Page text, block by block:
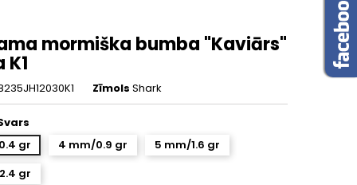
mormiška bumba "Kaviārs"
K1
Zīmols Shark
gr
4 mm/0.9 gr
5 mm/1.6 gr
gr